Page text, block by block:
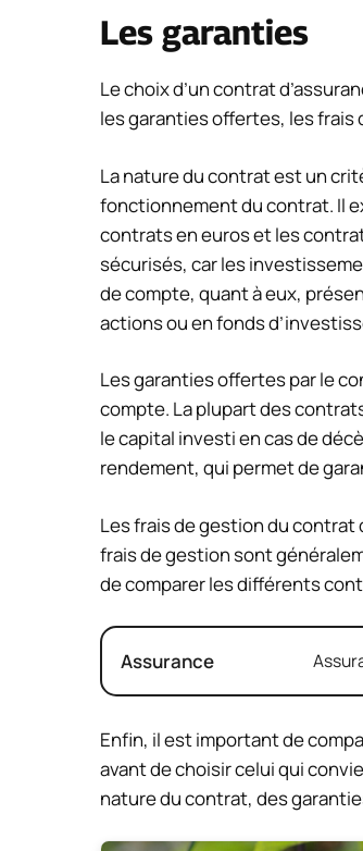
Les garanties
Le choix d’un contrat
les garanties offertes, les
La nature du contrat est un
fonctionnement du contrat. Il
contrats en euros et les
sécurisés, car les
de compte, quant à eux,
actions ou en fonds
Les garanties offertes par le
compte. La plupart des
le capital investi en cas de
rendement, qui permet de
Les frais de gestion du contrat
frais de gestion sont
de comparer les différents
Assurance
Enfin, il est important de
avant de choisir celui qui
nature du contrat, des